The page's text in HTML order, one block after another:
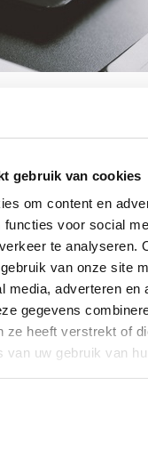
gebruik van cookies
om content en
functies voor social
te analyseren.
van onze site
media, adverteren en
gegevens
ze heeft verstrekt of
van uw gebruik van
OF
van eigenwaarde, je
collega’s die jou
klachten etc.
gedrag brengt stress
je agressief
dat een negatieve of
wantrouwend, verward of